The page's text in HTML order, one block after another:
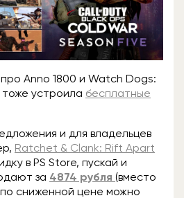
Anno 1800 и Watch Dogs:
устроила бесплатные
и для владельцев
Ratchet & Clank: Rift Apart
в PS Store, пускай и
за 4874 рубля (вместо
сниженной цене можно